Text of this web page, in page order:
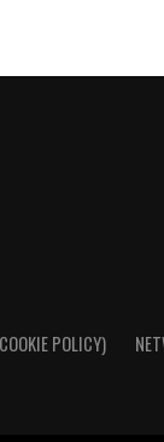
POLICY)